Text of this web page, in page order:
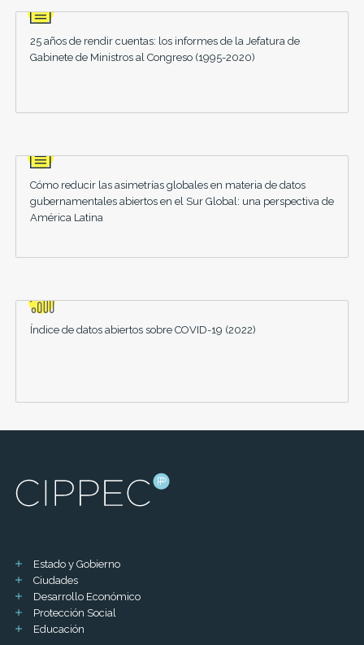
25 años de rendir cuentas: los informes de la Jefatura de
Gabinete de Ministros al Congreso (1995-2020)
Cómo reducir las asimetrías globales en materia de datos
gubernamentales abiertos en el Sur Global: una perspectiva de
América Latina
Índice de datos abiertos sobre COVID-19 (2022)
Estado y Gobierno
Ciudades
Desarrollo Económico
Protección Social
Educación